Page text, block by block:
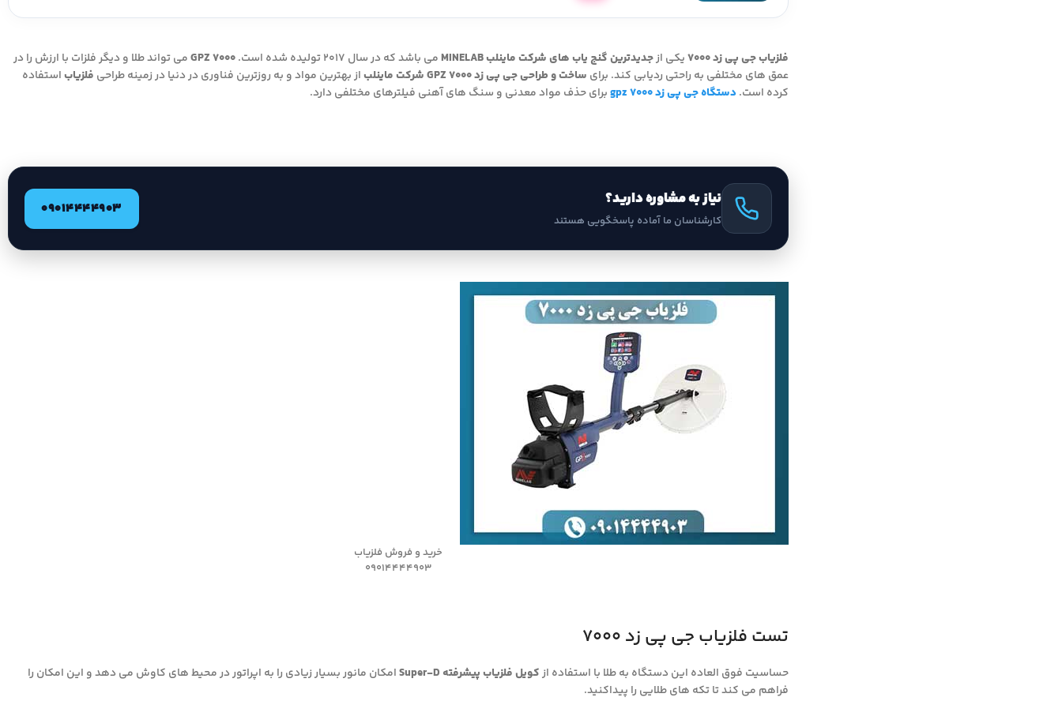
فلزیاب جی پی زد 7000 یکی ازجدیدترین گنج یاب های شرکت ماینلب MINELAB می باشد که در سال ۲۰۱۷ تولیده شده است. GPZ 7000می تواند طلا و دیگر فلزات با ارزش را در
عمق های مختلفی به راحتی ردیابی کند. برای ساخت و طراحی جی پی زد ۷۰۰۰ GPZ شرکت ماینلب از بهترین مواد و به روزترین فناوری در دنیا در زمینه طراحی فلزیاباستفاده
کرده است.دستگاه جی پی زد gpz 7000 برای حذف مواد معدنی و سنگ های آهنی فیلترهای مختلفی دارد.
نیاز به مشاوره دارید؟
کارشناسان ما آماده پاسخگویی هستند
09014444903
خرید و فروش فلزیاب
09014444903
تست فلزیاب جی پی زد 7000
حساسیت فوق العاده این دستگاه به طلا با استفاده ازکویل فلزیاب پیشرفته Super‑D
امکان مانور بسیار زیادی را به اپراتور در محیط های کاوش می دهد و این امکان را
فراهم می کند تا تکه های طلایی را پیداکنید.